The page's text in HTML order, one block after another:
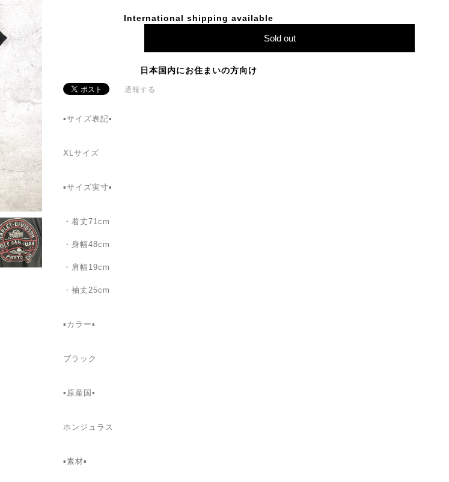
International shipping available
Sold out
日本国内にお住まいの方向け
通報する
▪サイズ表記▪
XLサイズ
▪サイズ実寸▪
・着丈71cm
・身幅48cm
・肩幅19cm
・袖丈25cm
▪カラー▪
ブラック
▪原産国▪
ホンジュラス
▪素材▪